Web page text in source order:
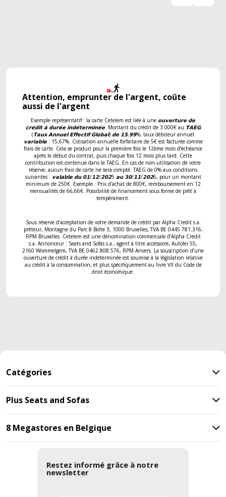
Attention, emprunter de l'argent, coûte
aussi de l'argent
Exemple représentatif : la carte Cetelem est liée à une 𝗼𝘂𝘃𝗲𝗿𝘁𝘂𝗿𝗲 𝗱𝗲
𝗰𝗿𝗲́𝗱𝗶𝘁 𝗮̀ 𝗱𝘂𝗿𝗲́𝗲 𝗶𝗻𝗱𝗲́𝘁𝗲𝗿𝗺𝗶𝗻𝗲́𝗲. Montant du crédit de 3.000€ au 𝗧𝗔𝗘𝗚
(𝗧𝗮𝘂𝘅 𝗔𝗻𝗻𝘂𝗲𝗹 𝗘𝗳𝗳𝗲𝗰𝘁𝗶𝗳 𝗚𝗹𝗼𝗯𝗮𝗹) 𝗱𝗲 𝟭𝟱,𝟵𝟵%, taux débiteur annuel
𝘃𝗮𝗿𝗶𝗮𝗯𝗹𝗲 : 15,67%. Cotisation annuelle forfaitaire de 5€ est facturée comme
frais de carte. Cela se produit pour la première fois le 12ème mois d’échéance
après le début du contrat, puis chaque fois 12 mois plus tard. Cette
contribution est contenue dans le TAEG. En cas de non-utilisation de votre
réserve, aucun frais de carte ne sera compté. TAEG de 0% aux conditions
suivantes : 𝘃𝗮𝗹𝗮𝗯𝗹𝗲 𝗱𝘂 𝟬𝟭/𝟭𝟮/𝟮𝟬𝟮5 𝗮𝘂 𝟯𝟬/𝟭𝟭/𝟮𝟬𝟮6, pour un montant
minimum de 250€. Exemple : Prix d’achat de 800€, remboursement en 12
mensualités de 66,66€. Possibilité de financement sous forme de prêt à
tempérament.
Sous réserve d’acceptation de votre demande de crédit par Alpha Credit s.a.
prêteur, Montagne du Parc 8 Boîte 3, 1000 Bruxelles, TVA BE 0445.781.316,
RPM Bruxelles. Cetelem est une dénomination commerciale d’Alpha Credit
s.a. Annonceur : Seats and Sofas s.a., agent à titre accessoire, Autolei 55,
2160 Wommelgem, TVA BE 0462.808.576, RPM Anvers. La souscription d’une
ouverture de crédit à durée indéterminée est soumise à la législation relative
au crédit à la consommation, et plus spécifiquement au livre VII du Code de
droit économique.
Catégories
Plus Seats and Sofas
8 Megastores en Belgique
Restez informé grâce à notre
newsletter